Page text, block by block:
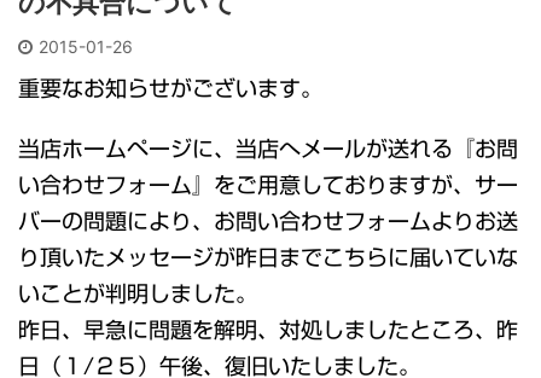
2015-01-26
重要なお知らせがございます。
当店ホームページに、当店へメールが送れる『お問
い合わせフォー ム』をご用意しておりますが、サー
バーの問題により、お問い合わせフォームよりお送
り頂いたメッセージが昨日までこちらに届いていな
いこ とが判明しました。
昨日、早急に問題を解明、対処しましたところ、昨
日（１/２５）午後、復旧いたしました。